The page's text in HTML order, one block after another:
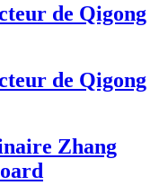
de Qigong
de Qigong
Zhang